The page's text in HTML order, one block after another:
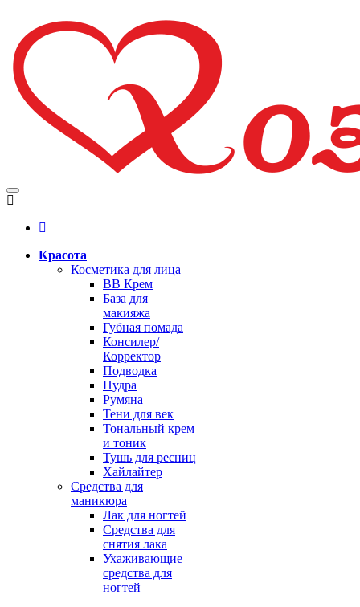
Красота
Косметика для лица
BB Крем
База для
макияжа
Губная помада
Консилер/
Корректор
Подводка
Пудра
Румяна
Тени для век
Тональный крем
и тоник
Тушь для ресниц
Хайлайтер
Средства для
маникюра
Лак для ногтей
Средства для
снятия лака
Ухаживающие
средства для
ногтей